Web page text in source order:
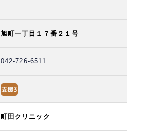
旭町一丁目１７番２１号
042-726-6511
町田クリニック